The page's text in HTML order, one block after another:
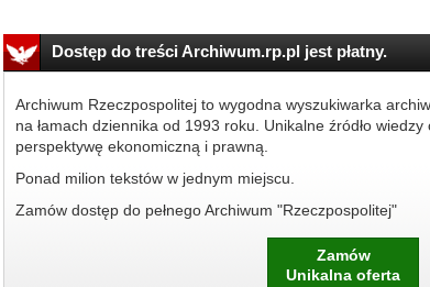
Dostęp do treści Archiwum.rp.pl jest płatny.
Archiwum Rzeczpospolitej to wygodna wyszukiwarka
na łamach dziennika od 1993 roku. Unikalne źródło
perspektywę ekonomiczną i prawną.
Ponad milion tekstów w jednym miejscu.
Zamów dostęp do pełnego Archiwum "Rzeczpospolitej"
Zamów
Unikalna oferta